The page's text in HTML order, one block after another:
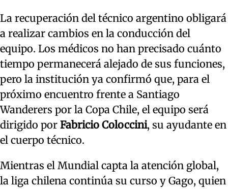
La recuperación del técnico argentino obligará
a realizar cambios en la conducción del
equipo. Los médicos no han precisado cuánto
tiempo permanecerá alejado de sus funciones,
pero la institución ya confirmó que, para el
próximo encuentro frente a Santiago
Wanderers por la Copa Chile, el equipo será
dirigido por Fabricio Coloccini, su ayudante en
el cuerpo técnico.
Mientras el Mundial capta la atención global,
la liga chilena continúa su curso y Gago, quien